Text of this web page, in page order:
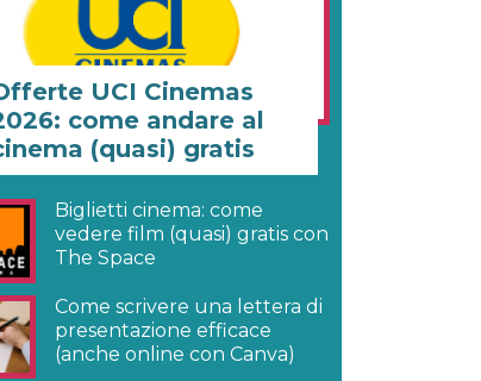
UCI Cinemas
come andare al
(quasi) gratis
Biglietti cinema: come
vedere film (quasi) gratis con
The Space
Come scrivere una lettera di
presentazione efficace
(anche online con Canva)